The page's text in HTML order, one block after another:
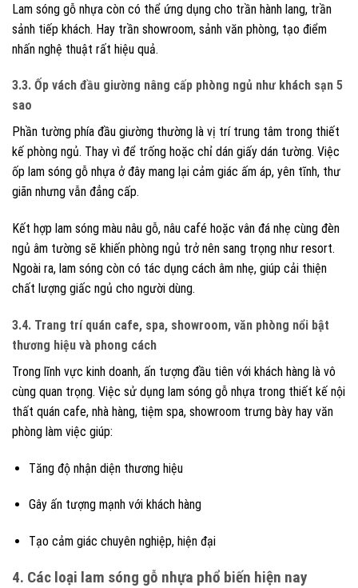
Lam sóng gỗ nhựa còn có thể ứng dụng cho trần hành lang, trần
sảnh tiếp khách. Hay trần showroom, sảnh văn phòng, tạo điểm
nhấn nghệ thuật rất hiệu quả.
3.3. Ốp vách đầu giường nâng cấp phòng ngủ như khách sạn 5
sao
Phần tường phía đầu giường thường là vị trí trung tâm trong thiết
kế phòng ngủ. Thay vì để trống hoặc chỉ dán giấy dán tường. Việc
ốp lam sóng gỗ nhựa ở đây mang lại cảm giác ấm áp, yên tĩnh, thư
giãn nhưng vẫn đẳng cấp.
Kết hợp lam sóng màu nâu gỗ, nâu café hoặc vân đá nhẹ cùng đèn
ngủ âm tường sẽ khiến phòng ngủ trở nên sang trọng như resort.
Ngoài ra, lam sóng còn có tác dụng cách âm nhẹ, giúp cải thiện
chất lượng giấc ngủ cho người dùng.
3.4. Trang trí quán cafe, spa, showroom, văn phòng nổi bật
thương hiệu và phong cách
Trong lĩnh vực kinh doanh, ấn tượng đầu tiên với khách hàng là vô
cùng quan trọng. Việc sử dụng lam sóng gỗ nhựa trong thiết kế nội
thất quán cafe, nhà hàng, tiệm spa, showroom trưng bày hay văn
phòng làm việc giúp:
Tăng độ nhận diện thương hiệu
Gây ấn tượng mạnh với khách hàng
Tạo cảm giác chuyên nghiệp, hiện đại
4. Các loại lam sóng gỗ nhựa phổ biến hiện nay